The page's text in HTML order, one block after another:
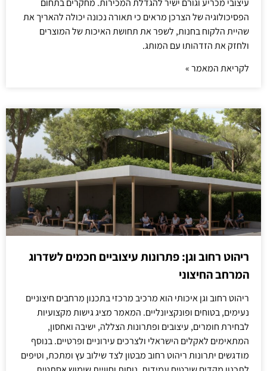
הפסיכולוגיה של הצרכן מראים כי תאורה נכונה יכולה להאריך את
שהיית הלקוח בחנות, לשפר את תחושת האיכות של המוצרים
ולחזק את הזדהותו עם המותג.
לקריאת המאמר »
ריהוט רחוב וגן: פתרונות עיצוביים חכמים לשדרוג
המרחב החיצוני
ריהוט רחוב וגן איכותי הוא מרכיב מרכזי בתכנון מרחבים חיצוניים
נעימים, בטוחים ופונקציונליים. המאמר מציג גישות מקצועיות
לבחירת חומרים, עיצובים ופתרונות הצללה, ישיבה ואחסון,
המתאימים לאקלים הישראלי ולצרכים עירוניים ופרטיים. בנוסף
מודגשים יתרונות ריהוט רחוב מבטון לצד שילוב עץ ומתכת, וטיפים